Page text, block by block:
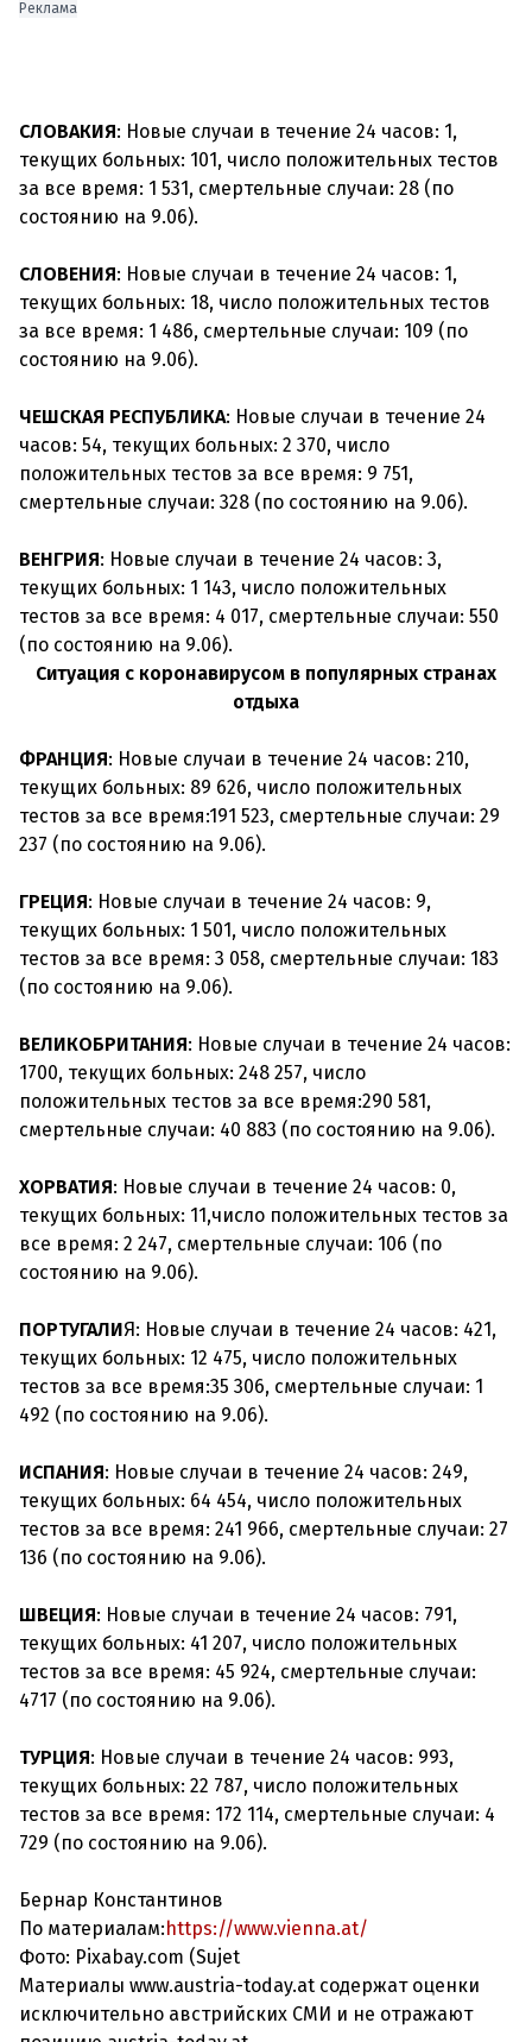
Реклама
СЛОВАКИЯ: Новые случаи в течение 24 часов: 1,
текущих больных: 101, число положительных тестов
за все время: 1 531, смертельные случаи: 28 (по
состоянию на 9.06).
СЛОВЕНИЯ: Новые случаи в течение 24 часов: 1,
текущих больных: 18, число положительных тестов
за все время: 1 486, смертельные случаи: 109 (по
состоянию на 9.06).
ЧЕШСКАЯ РЕСПУБЛИКА: Новые случаи в течение 24
часов: 54, текущих больных: 2 370, число
положительных тестов за все время: 9 751,
смертельные случаи: 328 (по состоянию на 9.06).
ВЕНГРИЯ: Новые случаи в течение 24 часов: 3,
текущих больных: 1 143, число положительных
тестов за все время: 4 017, смертельные случаи: 550
Ситуация с коронавирусом в популярных странах
отдыха
ФРАНЦИЯ: Новые случаи в течение 24 часов: 210,
текущих больных: 89 626, число положительных
тестов за все время:191 523, смертельные случаи: 29
237 (по состоянию на 9.06).
ГРЕЦИЯ: Новые случаи в течение 24 часов: 9,
текущих больных: 1 501, число положительных
тестов за все время: 3 058, смертельные случаи: 183
(по состоянию на 9.06).
ВЕЛИКОБРИТАНИЯ: Новые случаи в течение 24 часов:
1700, текущих больных: 248 257, число
положительных тестов за все время:290 581,
смертельные случаи: 40 883 (по состоянию на 9.06).
ХОРВАТИЯ: Новые случаи в течение 24 часов: 0,
текущих больных: 11,число положительных тестов за
все время: 2 247, смертельные случаи: 106 (по
состоянию на 9.06).
ПОРТУГАЛИЯ: Новые случаи в течение 24 часов: 421,
текущих больных: 12 475, число положительных
тестов за все время:35 306, смертельные случаи: 1
492 (по состоянию на 9.06).
ИСПАНИЯ: Новые случаи в течение 24 часов: 249,
текущих больных: 64 454, число положительных
тестов за все время: 241 966, смертельные случаи: 27
136 (по состоянию на 9.06).
ШВЕЦИЯ: Новые случаи в течение 24 часов: 791,
текущих больных: 41 207, число положительных
тестов за все время: 45 924, смертельные случаи:
4717 (по состоянию на 9.06).
ТУРЦИЯ: Новые случаи в течение 24 часов: 993,
текущих больных: 22 787, число положительных
тестов за все время: 172 114, смертельные случаи: 4
729 (по состоянию на 9.06).
Бернар Константинов
По материалам:https://www.vienna.at/
Фото: Pixabay.com (Sujet
Материалы www.austria-today.at содержат оценки
исключительно австрийских СМИ и не отражают